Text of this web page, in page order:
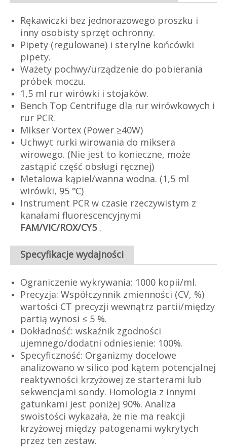
Rękawiczki bez jednorazowego proszku i
inny osobisty sprzęt ochronny.
Pipety (regulowane) i sterylne końcówki
pipety.
Ważety pochwy/urządzenie do pobierania
próbek moczu.
1,5 ml rur wirówki i stojaków.
Bench Top Centrifuge dla rur wirówkowych i
rur PCR.
Mikser Vortex (Power ≥40W)
Uchwyt rurki wirowania do miksera
wirowego. (Nie jest to konieczne, może
zastąpić część obsługi ręcznej)
Metalowa kąpiel/wanna wodna. (1,5 ml
wirówki, 95 ℃)
Instrument PCR w czasie rzeczywistym z
kanałami fluorescencyjnymi
FAM/VIC/ROX/CY5 .
Specyfikacje wydajności
Ograniczenie wykrywania: 1000 kopii/ml.
Precyzja: Współczynnik zmienności (CV, %)
wartości CT precyzji wewnątrz partii/między
partią wynosi ≤ 5 %.
Dokładność: wskaźnik zgodności
ujemnego/dodatni odniesienie: 100%.
Specyficzność: Organizmy docelowe
analizowano w silico pod kątem potencjalnej
reaktywności krzyżowej ze starterami lub
sekwencjami sondy. Homologia z innymi
gatunkami jest poniżej 90%. Analiza
swoistości wykazała, że ​​nie ma reakcji
krzyżowej między patogenami wykrytych
przez ten zestaw.